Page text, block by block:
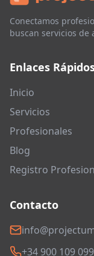
Conectamos
buscan servicios
Enlaces
Inicio
Servicios
Profesionales
Blog
Registro
Contacto
+34 900 109 099